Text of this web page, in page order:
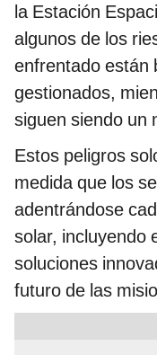
la Estación
algunos de los
enfrentado están
gestionados,
siguen siendo un
Estos peligros
medida que los
adentrándose
solar, incluyendo
soluciones
futuro de las